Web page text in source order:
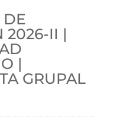
DE
2026-II |
|
GRUPAL